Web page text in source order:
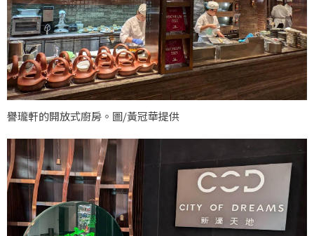
譽瓏軒的開放式廚房。圖/黃冠華提供